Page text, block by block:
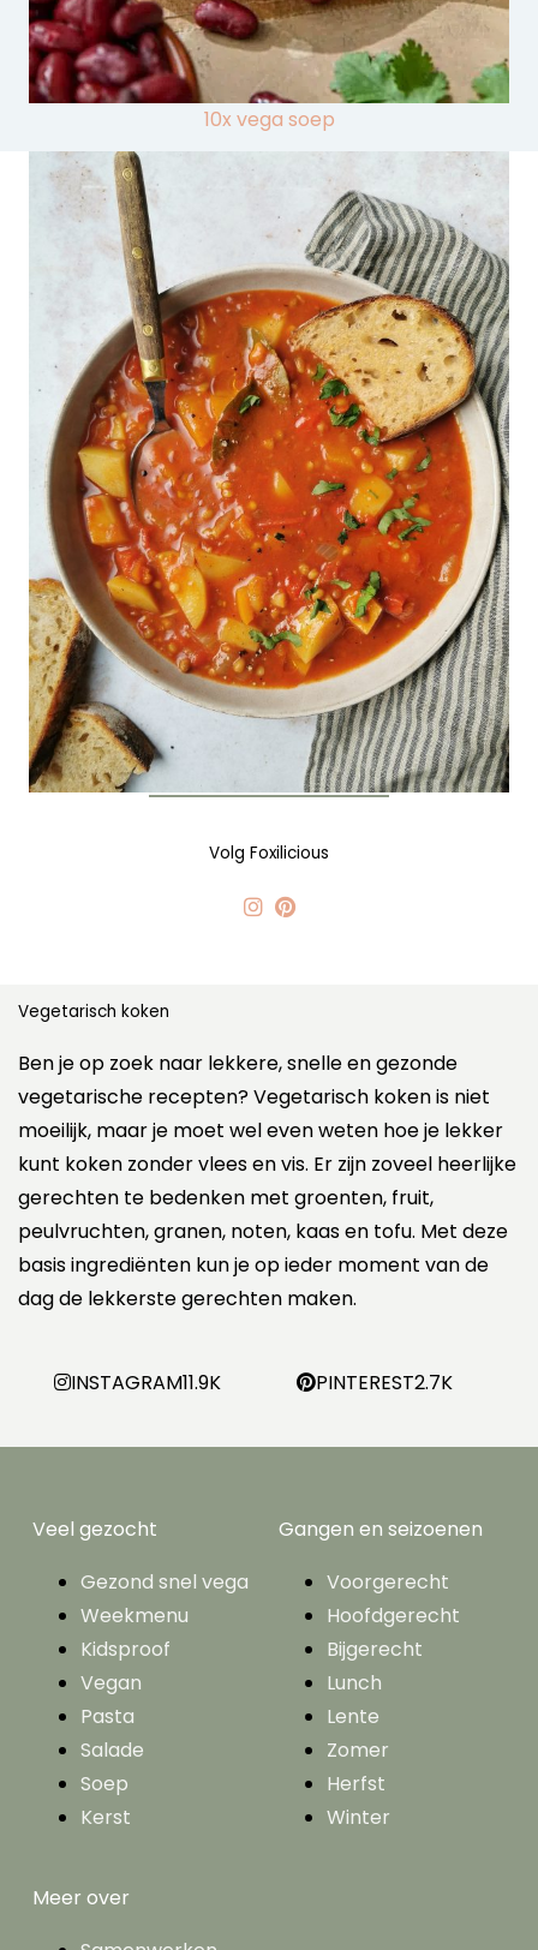
10x vega soep
Volg Foxilicious
Vegetarisch koken
Ben je op zoek naar lekkere, snelle en gezonde
vegetarische recepten? Vegetarisch koken is niet
moeilijk, maar je moet wel even weten hoe je lekker
kunt koken zonder vlees en vis. Er zijn zoveel heerlijke
gerechten te bedenken met groenten, fruit,
peulvruchten, granen, noten, kaas en tofu. Met deze
basis ingrediënten kun je op ieder moment van de
dag de lekkerste gerechten maken.
INSTAGRAM11.9K PINTEREST2.7K
Veel gezocht
Gezond snel vega
Weekmenu
Kidsproof
Vegan
Pasta
Salade
Soep
Kerst
Gangen en seizoenen
Voorgerecht
Hoofdgerecht
Bijgerecht
Lunch
Lente
Zomer
Herfst
Winter
Meer over